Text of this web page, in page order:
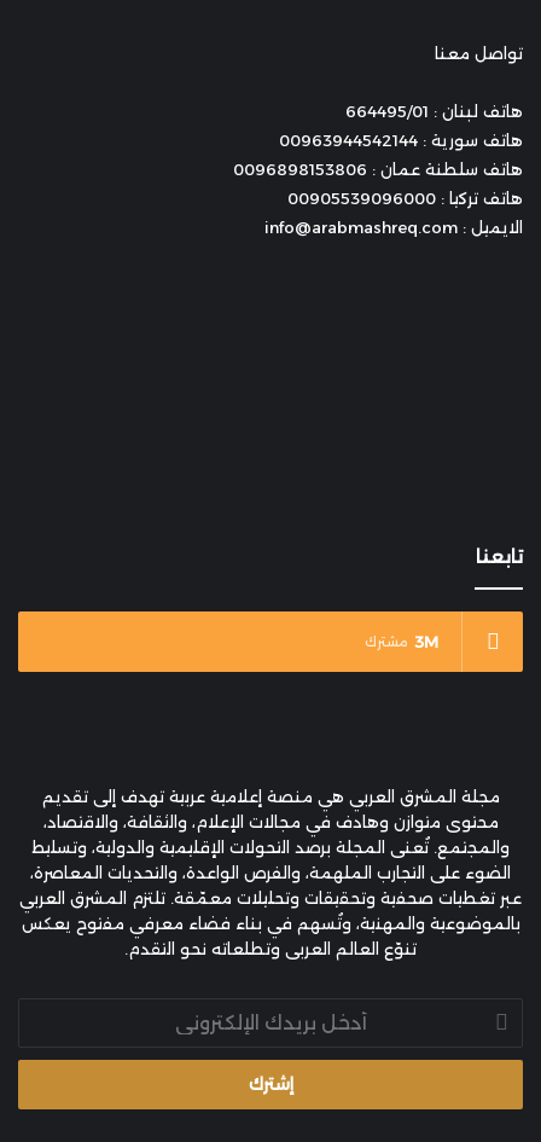
تواصل معنا
هاتف لبنان : 664495/01
هاتف سورية : 00963944542144
هاتف سلطنة عمان : 0096898153806
هاتف تركيا : 00905539096000
الايميل : info@arabmashreq.com
تابعنا
3M مشترك
مجلة المشرق العربي هي منصة إعلامية عربية تهدف إلى تقديم
محتوى متوازن وهادف في مجالات الإعلام، والثقافة، والاقتصاد،
والمجتمع. تُعنى المجلة برصد التحولات الإقليمية والدولية، وتسليط
الضوء على التجارب الملهمة، والفرص الواعدة، والتحديات المعاصرة،
عبر تغطيات صحفية وتحقيقات وتحليلات معمّقة. تلتزم المشرق العربي
بالموضوعية والمهنية، وتُسهم في بناء فضاء معرفي مفتوح يعكس
تنوّع العالم العربي وتطلعاته نحو التقدم.
بريدك
الإلكتروني